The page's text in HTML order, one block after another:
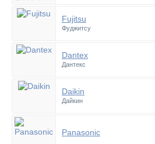
Fujitsu
Фуджитсу
Dantex
Дантекс
Daikin
Дайкин
Panasonic